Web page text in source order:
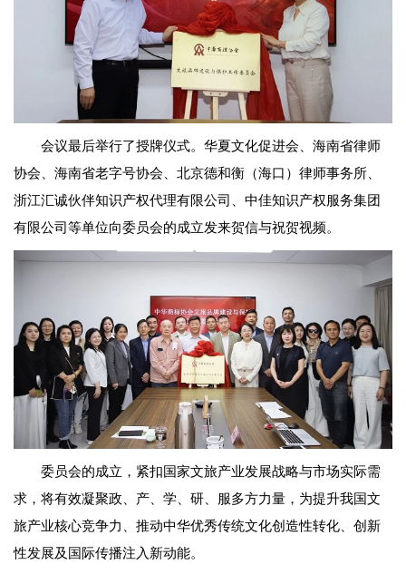
会议最后举行了授牌仪式。华夏文化促进会、海南省律师
协会、海南省老字号协会、北京德和衡（海口）律师事务所、
浙江汇诚伙伴知识产权代理有限公司、中佳知识产权服务集团
有限公司等单位向委员会的成立发来贺信与祝贺视频。
委员会的成立，紧扣国家文旅产业发展战略与市场实际需
求，将有效凝聚政、产、学、研、服多方力量，为提升我国文
旅产业核心竞争力、推动中华优秀传统文化创造性转化、创新
性发展及国际传播注入新动能。